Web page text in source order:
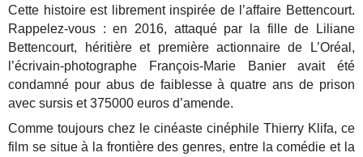
Cette histoire est librement inspirée de l’affaire Bettencourt.
Rappelez-vous : en 2016, attaqué par la fille de Liliane
Bettencourt, héritière et première actionnaire de L’Oréal,
l’écrivain-photographe François-Marie Banier avait été
condamné pour abus de faiblesse à quatre ans de prison
avec sursis et 375000 euros d’amende.
Comme toujours chez le cinéaste cinéphile Thierry Klifa, ce
film se situe à la frontière des genres, entre la comédie et la